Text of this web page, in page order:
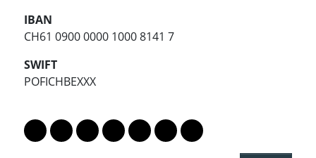
IBAN
CH61 0900 0000 1000 8141 7
SWIFT
POFICHBEXXX
Lien vers le profil Mastodon
Lien vers le profil Bluesky
Lien vers le profil Instagram
Lien vers le profil Linkedin
Lien vers le profil Facebook
Lien vers le profil Twitter
Partager par WhatsApp